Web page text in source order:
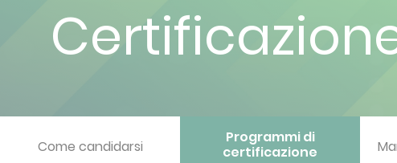
Come candidarsi
Programmi di
certificazione